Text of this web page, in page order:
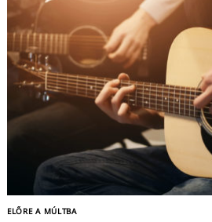
ELŐRE A MÚLTBA
Keresés: